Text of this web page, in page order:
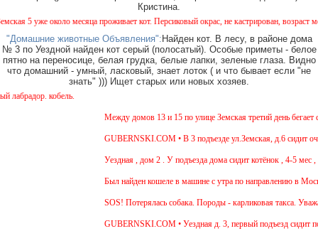
Кристина.
5 уже около месяца проживает кот. Персиковый окрас, не кастрирован, возраст
"Домашние животные Объявления":Найден кот. В лесу, в районе дома
№ 3 по Уездной найден кот серый (полосатый). Особые приметы - белое
пятно на переносице, белая грудка, белые лапки, зеленые глаза. Видно
что домашний - умный, ласковый, знает лоток ( и что бывает если "не
знать" ))) Ищет старых или новых хозяев.
кобель.
Между домов 13 и 15 по улице Земская третий день бегает
GUBERNSKI.COM • В 3 подъезде ул.Земская, д.6 сидит
Уездная , дом 2 . У подъезда дома сидит котёнок , 4-5 мес
Был найден кошеле в машине с утра по направлению в
SOS! Потерялась собака. Породы - карликовая такса.
GUBERNSKI.COM • Уездная д. 3, первый подъезд